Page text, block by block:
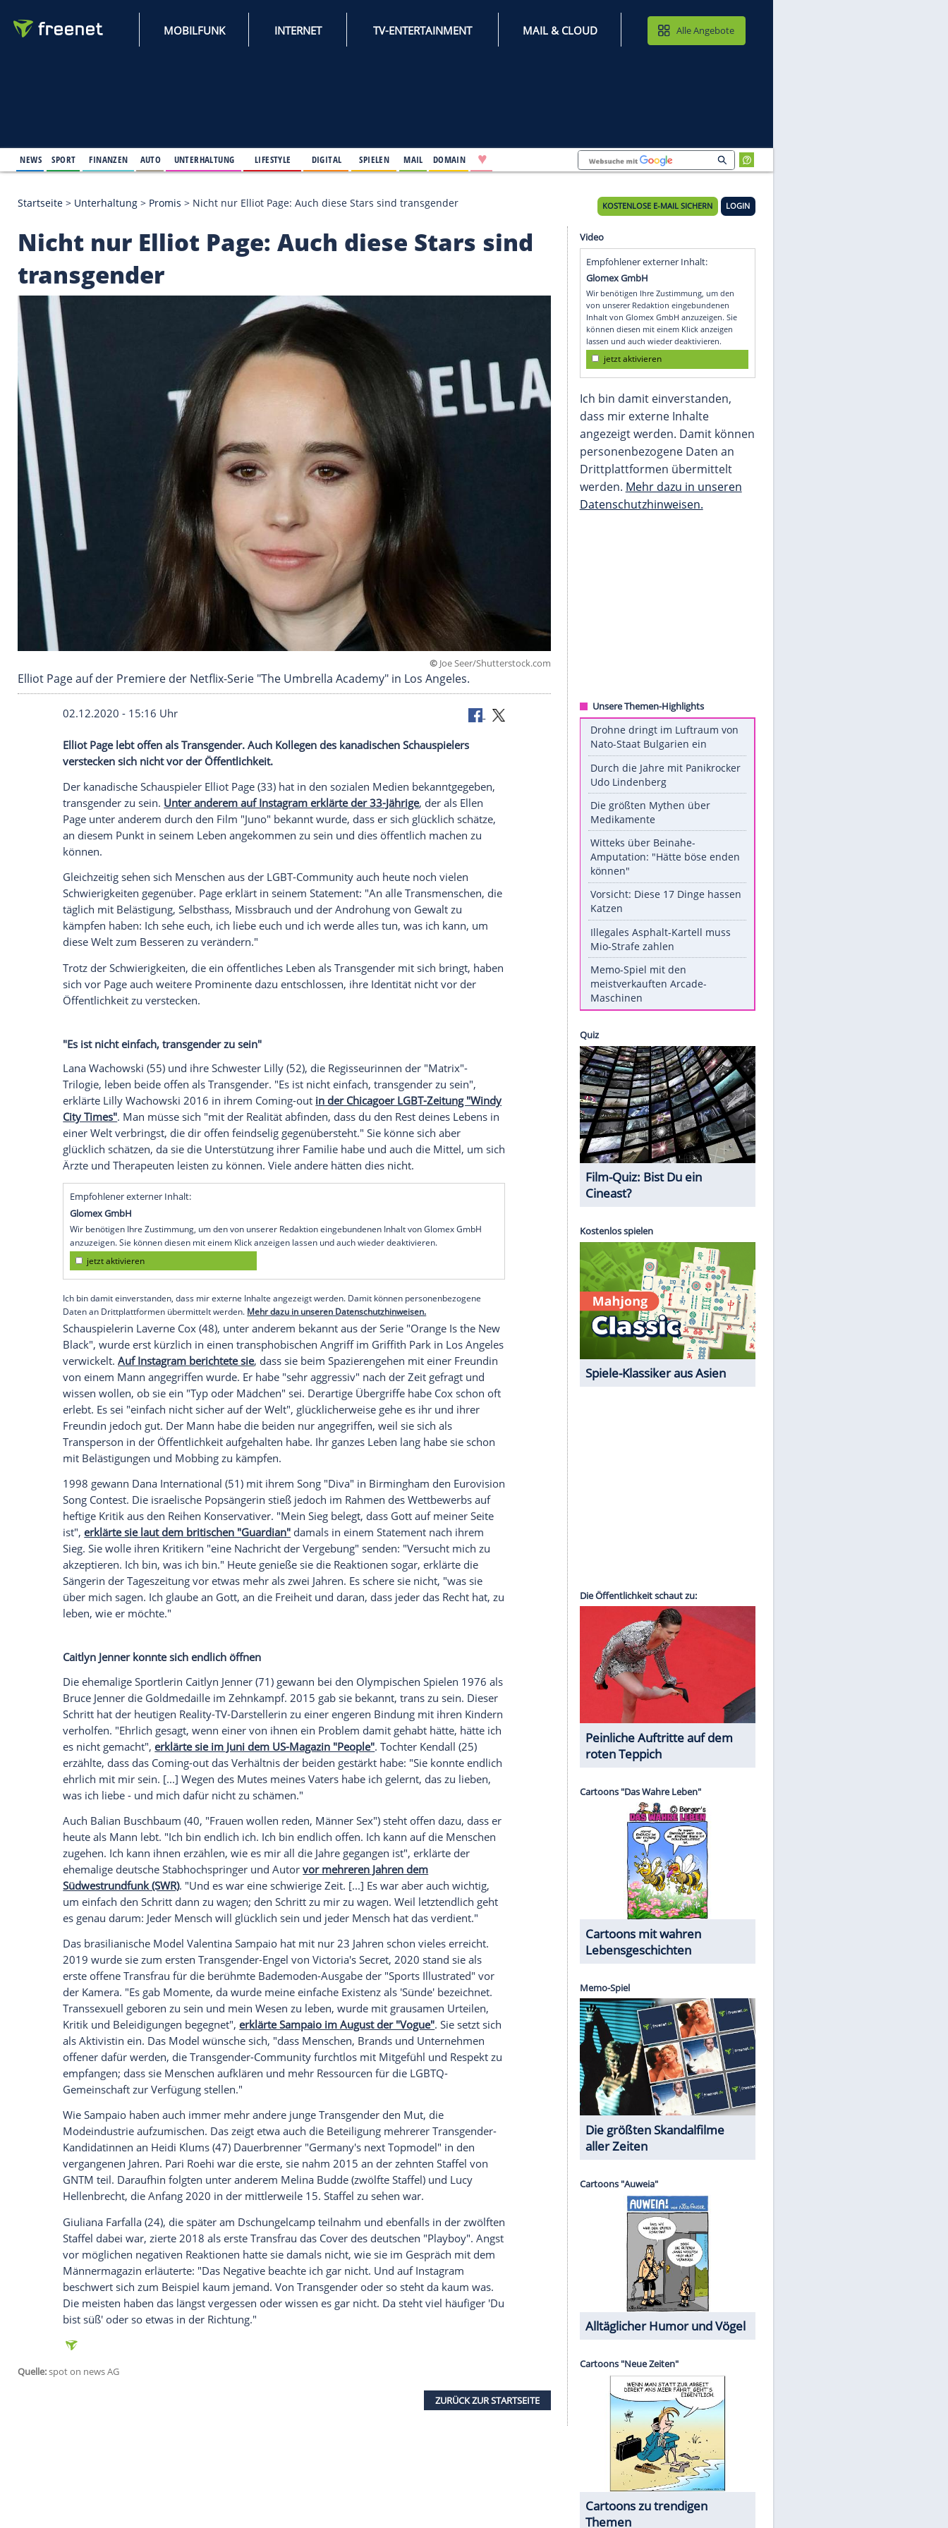
MOBILFUNK INTERNET TV-ENTERTAINMENT MAIL & CLOUD
KOSTENLOSE E-MAIL SICHERN
Startseite > Unterhaltung >Promis >Nicht nur Elliot Page: Auch diese Stars sind transgender
Nicht nur Elliot Page: Auch diese Stars sind
transgender
Joe Seer/Shutterstock.com
Elliot Page auf der Premiere der Netflix-Serie "The Umbrella Academy" in Los Angeles.
02.12.2020 - 15:16 Uhr
Elliot Pagelebt offen alsTransgender. Auch Kollegen des kanadischen Schauspielers
verstecken sich nicht vor der Öffentlichkeit.
Der kanadische SchauspielerElliot Page (33) hat in den sozialen Medien bekanntgegeben,
transgender zu sein.Unter anderem auf Instagram erklärte der 33-Jährige
Ellen
Page unter anderem durch den Film "Juno" bekannt wurde, dass er sich glücklich schätze,
an diesem Punkt in seinem Leben angekommen zu sein und dies öffentlich machen zu
Gleichzeitig sehen sich Menschen aus der LGBT-Community auch heute noch vielen
Schwierigkeiten gegenüber. Page erklärt in seinem Statement: "An alle Transmenschen, die
täglich mit Belästigung, Selbsthass, Missbrauch und der Androhung von Gewalt zu
kämpfen haben: Ich sehe euch, ich liebe euch und ich werde alles tun, was ich kann, um
diese Welt zum Besseren zu verändern."
Trotz der Schwierigkeiten, die ein öffentliches Leben alsTransgender mit sich bringt, haben
sich vor Page auch weitere Prominente dazu entschlossen, ihre Identität nicht vor der
Öffentlichkeit zu verstecken.
"Es ist nicht einfach, transgender zu sein"
Trilogie, leben beide offen alsTransgender. "Es ist nicht einfach, transgender zu sein",
erklärteLilly Wachowski 2016 in ihrem Coming-out in der Chicagoer LGBT-Zeitung "Windy
City Times". Man müsse sich "mit der Realität abfinden, dass du den Rest deines Lebens in
einer Welt verbringst, die dir offen feindselig gegenübersteht." Sie könne sich aber
glücklich schätzen, da sie die Unterstützung ihrer Familie habe und auch die Mittel, um sich
Ärzte und Therapeuten leisten zu können. Viele andere hätten dies nicht.
Empfohlener externer Inhalt:
Glomex GmbH
Wir benötigen Ihre Zustimmung, um den von unserer Redaktion eingebundenen Inhalt von Glomex GmbH
anzuzeigen. Sie können diesen mit einem Klick anzeigen lassen und auch wieder deaktivieren.
jetzt aktivieren
Ich bin damit einverstanden, dass mir externe Inhalte angezeigt werden. Damit können personenbezogene
Daten an Drittplattformen übermittelt werden.Mehr dazu in unseren Datenschutzhinweisen.
Schauspielerin Laverne Cox(48), unter anderem bekannt aus der Serie "Orange Is the New
Black", wurde erst kürzlich in einen transphobischen Angriff im Griffith Park in Los Angeles
, dass sie beim Spazierengehen mit einer Freundin
von einem Mann angegriffen wurde. Er habe "sehr aggressiv" nach der Zeit gefragt und
wissen wollen, ob sie ein "Typ oder Mädchen" sei. Derartige Übergriffe habe
schon oft
erlebt. Es sei "einfach nicht sicher auf der Welt", glücklicherweise gehe es ihr und ihrer
Freundin jedoch gut. Der Mann habe die beiden nur angegriffen, weil sie sich als
Transperson in der Öffentlichkeit aufgehalten habe. Ihr ganzes Leben lang habe sie schon
mit Belästigungen und Mobbing zu kämpfen.
1998 gewannDana International (51) mit ihrem Song "Diva" in Birmingham den Eurovision
. Die israelische Popsängerin stieß jedoch im Rahmen des Wettbewerbs auf
heftige Kritik aus den Reihen Konservativer. "Mein Sieg belegt, dass Gott auf meiner Seite
ist",erklärte sie laut dem britischen "Guardian"damals in einem Statement nach ihrem
Sieg. Sie wolle ihren Kritikern "eine Nachricht der Vergebung" senden: "Versucht mich zu
akzeptieren. Ich bin, was ich bin." Heute genieße sie die Reaktionen sogar, erklärte die
Sängerin der Tageszeitung vor etwas mehr als zwei Jahren. Es schere sie nicht, "was sie
über mich sagen. Ich glaube an Gott, an die Freiheit und daran, dass jeder das Recht hat, zu
leben, wie er möchte."
CaitlynJennerkonnte sich endlich öffnen
Die ehemalige Sportlerin CaitlynJenner(71) gewann bei denOlympischen Spielen
1976 als
Bruce Jennerdie Goldmedaille im Zehnkampf. 2015 gab sie bekannt, trans zu sein. Dieser
Schritt hat der heutigen Reality-TV-Darstellerin zu einer engeren Bindung mit ihren Kindern
verholfen. "Ehrlich gesagt, wenn einer von ihnen ein Problem damit gehabt hätte, hätte ich
. Tochter Kendall (25)
erzählte, dass das Coming-out das Verhältnis der beiden gestärkt habe: "Sie konnte endlich
ehrlich mit mir sein. [...] Wegen des Mutes meines Vaters habe ich gelernt, das zu lieben,
was ich liebe - und mich dafür nicht zu schämen."
AuchBalian Buschbaum(40, "Frauen wollen reden, Männer Sex") steht offen dazu, dass er
heute als Mann lebt. "Ich bin endlich ich. Ich bin endlich offen. Ich kann auf die Menschen
zugehen. Ich kann ihnen erzählen, wie es mir all die Jahre gegangen ist", erklärte der
ehemalige deutsche Stabhochspringer und Autorvor mehreren Jahren dem
Südwestrundfunk (SWR). "Und es war eine schwierige Zeit. [...] Es war aber auch wichtig,
um einfach den Schritt dann zu wagen; den Schritt zu mir zu wagen. Weil letztendlich geht
es genau darum: Jeder Mensch will glücklich sein und jeder Mensch hat das verdient."
Das brasilianische Model
hat mit nur 23 Jahren schon vieles erreicht.
2019 wurde sie zum ersten Transgender-Engel von Victoria's Secret, 2020 stand sie als
erste offene Transfrau für die berühmte Bademoden-Ausgabe der "Sports Illustrated" vor
der Kamera. "Es gab Momente, da wurde meine einfache Existenz als 'Sünde' bezeichnet.
Transsexuell geboren zu sein und mein Wesen zu leben, wurde mit grausamen Urteilen,
Empfohlener externer Inhalt:
Glomex GmbH
Wir benötigen Ihre Zustimmung, um den
von unserer Redaktion eingebundenen
Inhalt von Glomex GmbH anzuzeigen. Sie
können diesen mit einem Klick anzeigen
jetzt aktivieren
Ich bin damit einverstanden,
dass mir externe Inhalte
Unsere Themen-Highlights
Drohne dringt im Luftraum von
Nato-Staat Bulgarien ein
Durch die Jahre mit Panikrocker
Witteks über Beinahe-
können"
Vorsicht: Diese 17 Dinge hassen
Katzen
Illegales Asphalt-Kartell muss
Mio-Strafe zahlen
Memo-Spiel mit den
Quiz
Die Öffentlichkeit schaut zu:
Peinliche Auftritte auf dem
roten Teppich
Cartoons "Das Wahre Leben"
Cartoons mit wahren
Memo-Spiel